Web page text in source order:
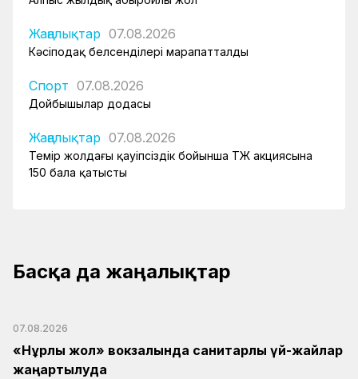
Жаңалықтар 07.08.2026
Кәсіподақ белсенділері марапатталды
Спорт 07.08.2026
Дойбышылар додасы
Жаңалықтар 07.08.2026
Темір жолдағы қауіпсіздік бойынша ҚТЖ акциясына
150 бала қатысты
Басқа да жаңалықтар
07.08.2026
«Нұрлы жол» вокзалында санитарлық үй-жайлар
жаңартылуда